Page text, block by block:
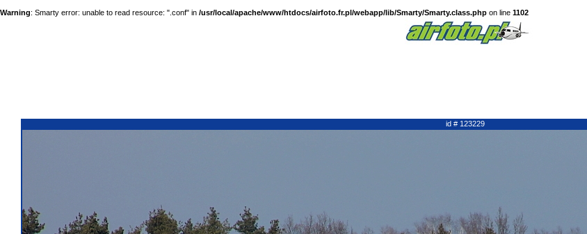
Warning: Smarty error: unable to read resource: ".conf" in /usr/local/apache/www/htdocs/airfoto.fr.pl/webapp/lib/Smarty/Smarty.class.php on line 1102
id # 123229